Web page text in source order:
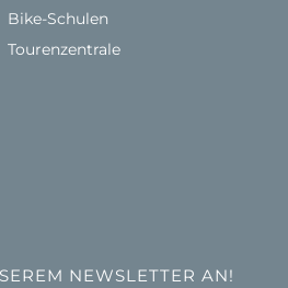
Bike-Schulen
Tourenzentrale
NEWSLETTER AN!